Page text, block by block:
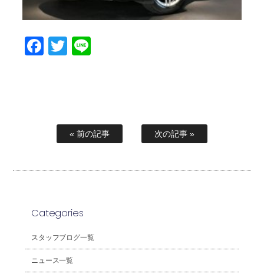
Facebook
Twitter
« 前の記事 次の記事 »
Categories
スタッフブログ一覧
ニュース一覧